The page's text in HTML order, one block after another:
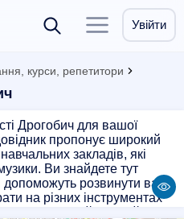
Увійти
курси, репетитори
Дрогобич для вашої
пропонує широкий
закладів, які
Ви знайдете тут
допоможуть розвинути ваші
на різних інструментах